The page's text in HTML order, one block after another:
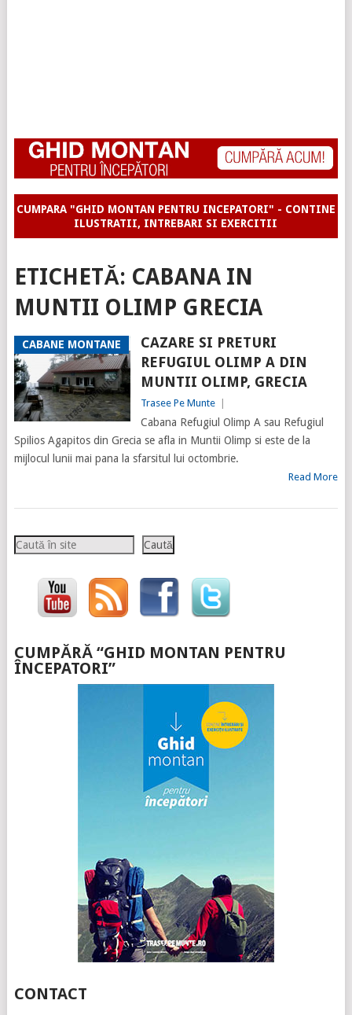
CUMPARA "GHID MONTAN PENTRU INCEPATORI" - CONTINE
ILUSTRATII, INTREBARI SI EXERCITII
ETICHETĂ: CABANA IN
MUNTII OLIMP GRECIA
CABANE MONTANE
CAZARE SI PRETURI
REFUGIUL OLIMP A DIN
MUNTII OLIMP, GRECIA
Trasee Pe Munte
Cabana Refugiul Olimp A sau Refugiul
Spilios Agapitos din Grecia se afla in Muntii Olimp si este de la
mijlocul lunii mai pana la sfarsitul lui octombrie.
Read More
Caută Caută
CUMPĂRĂ “GHID MONTAN PENTRU
ÎNCEPATORI”
CONTACT